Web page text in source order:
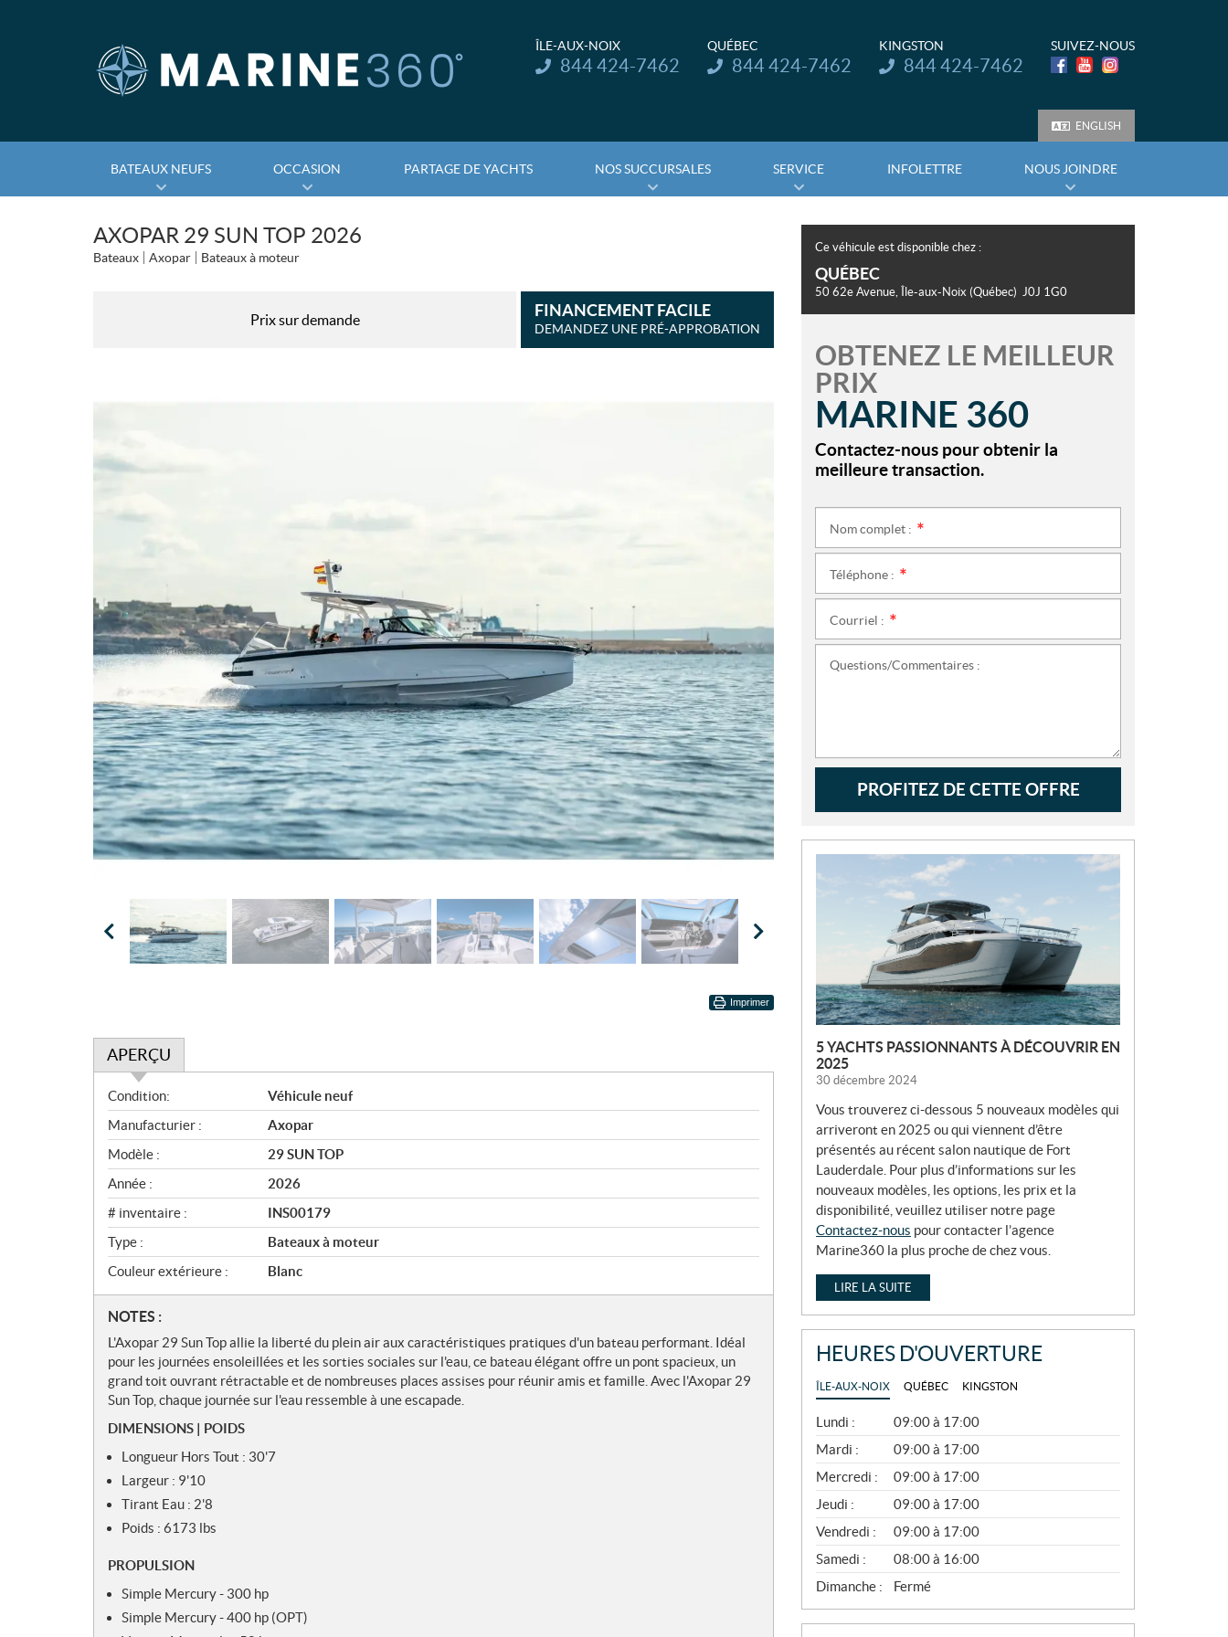
ÎLE-AUX-NOIX
Téléphone :
844 424-7462
QUÉBEC
Téléphone :
844 424-7462
KINGSTON
Téléphone :
844 424-7462
SUIVEZ-NOUS
ENGLISH
BATEAUX NEUFS OCCASION PARTAGE DE YACHTS NOS SUCCURSALES SERVICE INFOLETTRE NOUS JOINDRE
AXOPAR 29 SUN TOP 2026
Bateaux Axopar Bateaux à moteur
Prix sur demande FINANCEMENT FACILE
DEMANDEZ UNE PRÉ-APPROBATION
Imprimer
APERÇU
A
p
e
r
ç
u
Condition:
Véhicule neuf
Manufacturier :
Axopar
Modèle :
29 SUN TOP
Année :
2026
# inventaire :
INS00179
Type :
Bateaux à moteur
Couleur extérieure :
Blanc
N
o
t
e
s
NOTES :
L'Axopar 29 Sun Top allie la liberté du plein air aux caractéristiques pratiques d'un bateau performant. Idéal
pour les journées ensoleillées et les sorties sociales sur l'eau, ce bateau élégant offre un pont spacieux, un
grand toit ouvrant rétractable et de nombreuses places assises pour réunir amis et famille. Avec l'Axopar 29
Sun Top, chaque journée sur l'eau ressemble à une escapade.
DIMENSIONS | POIDS
Longueur Hors Tout : 30'7
Largeur : 9'10
Tirant Eau : 2'8
Poids : 6173 lbs
PROPULSION
Simple Mercury - 300 hp
Simple Mercury - 400 hp (OPT)
Ce véhicule est disponible chez :
QUÉBEC
50 62e Avenue, Île-aux-Noix (Québec) J0J 1G0
OBTENEZ LE MEILLEUR
PRIX
MARINE 360
Contactez-nous pour obtenir la
meilleure transaction.
Nom complet :
Téléphone :
Courriel :
Questions/Commentaires :
PROFITEZ DE CETTE OFFRE
O
L
E
S
5 YACHTS PASSIONNANTS À DÉCOUVRIR EN
2025
30 décembre 2024
Vous trouverez ci-dessous 5 nouveaux modèles qui
arriveront en 2025 ou qui viennent d’être
présentés au récent salon nautique de Fort
Lauderdale. Pour plus d’informations sur les
nouveaux modèles, les options, les prix et la
disponibilité, veuillez utiliser notre page
Contactez-nous pour contacter l’agence
Marine360 la plus proche de chez vous.
LIRE LA SUITE
HEURES D'OUVERTURE
ÎLE-AUX-NOIX QUÉBEC KINGSTON
G
É
N
É
R
A
L
Lundi :
09:00 à 17:00
Mardi :
09:00 à 17:00
Mercredi :
09:00 à 17:00
Jeudi :
09:00 à 17:00
Vendredi :
09:00 à 17:00
Samedi :
08:00 à 16:00
Dimanche :
Fermé